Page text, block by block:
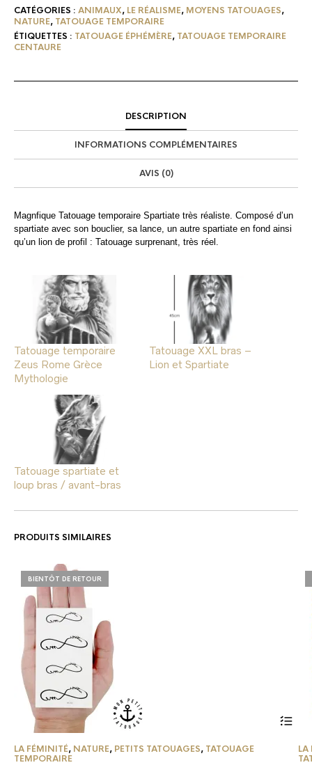
CATÉGORIES : ANIMAUX, LE RÉALISME, MOYENS TATOUAGES,
NATURE, TATOUAGE TEMPORAIRE
ÉTIQUETTES : TATOUAGE ÉPHÉMÈRE, TATOUAGE TEMPORAIRE
CENTAURE
DESCRIPTION
INFORMATIONS COMPLÉMENTAIRES
AVIS (0)
Magnfique Tatouage temporaire Spartiate très réaliste. Composé d’un
spartiate avec son bouclier, sa lance, un autre spartiate en fond ainsi
qu’un lion de profil : Tatouage surprenant, très réel.
Tatouage temporaire
Zeus Rome Grèce
Mythologie
Tatouage XXL bras –
Lion et Spartiate
Tatouage spartiate et
loup bras / avant-bras
PRODUITS SIMILAIRES
BIENTÔT DE RETOUR
LA FÉMINITÉ, NATURE, PETITS TATOUAGES, TATOUAGE
TEMPORAIRE
LA